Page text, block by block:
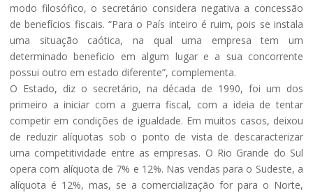
modo filosófico, o secretário considera negativa a concessão
de benefícios fiscais. “Para o País inteiro é ruim, pois se instala
uma situação caótica, na qual uma empresa tem um
determinado beneficio em algum lugar e a sua concorrente
possui outro em estado diferente”, complementa.
O Estado, diz o secretário, na década de 1990, foi um dos
primeiro a iniciar com a guerra fiscal, com a ideia de tentar
competir em condições de igualdade. Em muitos casos, deixou
de reduzir alíquotas sob o ponto de vista de descaracterizar
uma competitividade entre as empresas. O Rio Grande do Sul
opera com alíquota de 7% e 12%. Nas vendas para o Sudeste, a
alíquota é 12%, mas, se a comercialização for para o Norte,